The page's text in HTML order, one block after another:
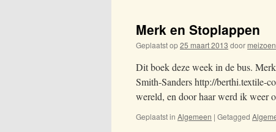
Merk en Stoplappen
Geplaatst op25 maart 2013 doormeizoen
Dit boek deze week in de bus.
Smith-Sanders http://berthi.textile-
wereld, en door haar werd ik weer
Geplaatst in Algemeen | Getagged